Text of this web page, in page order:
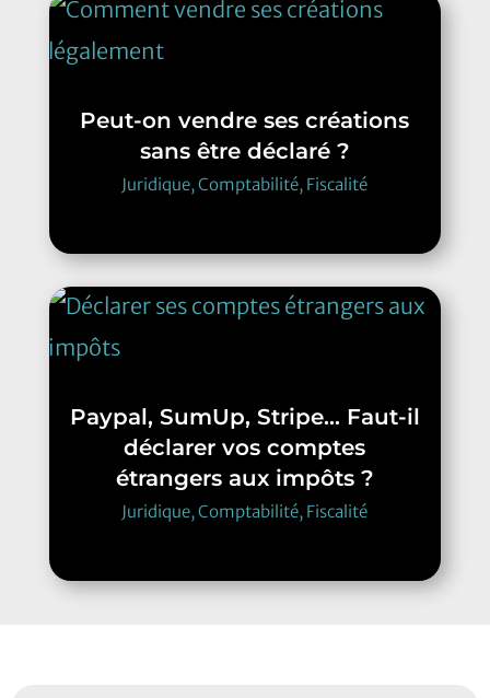
Peut-on vendre ses créations
sans être déclaré ?
Juridique, Comptabilité, Fiscalité
Paypal, SumUp, Stripe… Faut-il
déclarer vos comptes
étrangers aux impôts ?
Juridique, Comptabilité, Fiscalité